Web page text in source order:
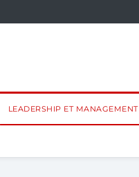
LEADERSHIP ET MANAGEMENT